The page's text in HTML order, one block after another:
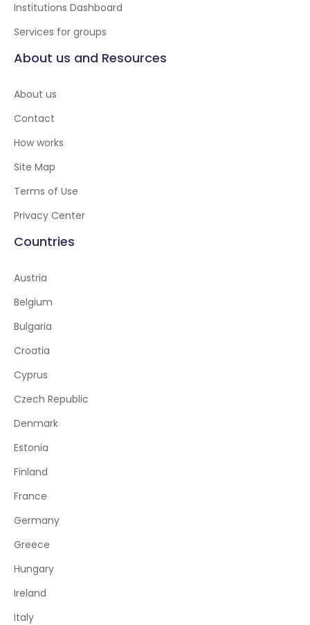
Institutions Dashboard
Services for groups
About us and Resources
About us
Contact
How works
Site Map
Terms of Use
Privacy Center
Countries
Austria
Belgium
Bulgaria
Croatia
Cyprus
Czech Republic
Denmark
Estonia
Finland
France
Germany
Greece
Hungary
Ireland
Italy